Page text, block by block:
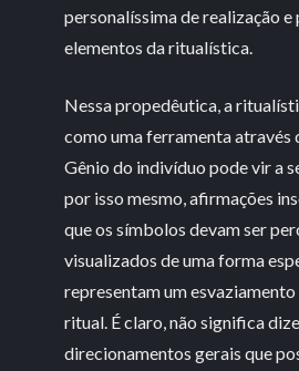
personalíssima de realização e
elementos da ritualística.
Nessa propedêutica, a
como uma ferramenta através
Gênio do indivíduo pode vir a
por isso mesmo, afirmações
que os símbolos devam ser
visualizados de uma forma
representam um
ritual. É claro, não significa
direcionamentos gerais que